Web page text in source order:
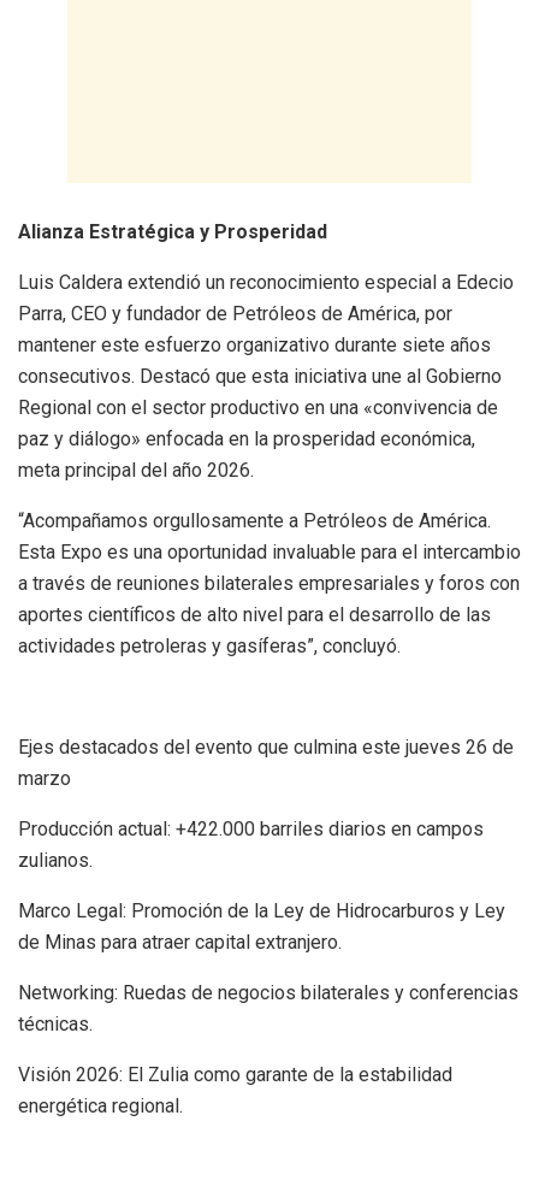
​Alianza Estratégica y Prosperidad
​Luis Caldera extendió un reconocimiento especial a Edecio
Parra, CEO y fundador de Petróleos de América, por
mantener este esfuerzo organizativo durante siete años
consecutivos. Destacó que esta iniciativa une al Gobierno
Regional con el sector productivo en una «convivencia de
paz y diálogo» enfocada en la prosperidad económica,
meta principal del año 2026.
​“Acompañamos orgullosamente a Petróleos de América.
Esta Expo es una oportunidad invaluable para el intercambio
a través de reuniones bilaterales empresariales y foros con
aportes científicos de alto nivel para el desarrollo de las
actividades petroleras y gasíferas”, concluyó.
​Ejes destacados del evento que culmina este jueves 26 de
marzo
​Producción actual: +422.000 barriles diarios en campos
zulianos.
​Marco Legal: Promoción de la Ley de Hidrocarburos y Ley
de Minas para atraer capital extranjero.
​Networking: Ruedas de negocios bilaterales y conferencias
técnicas.
​Visión 2026: El Zulia como garante de la estabilidad
energética regional.